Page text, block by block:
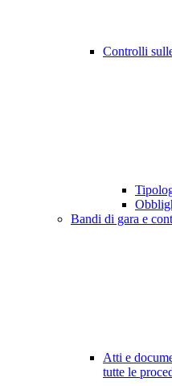
Controlli
Bandi di gara e
Atti e
tutte le